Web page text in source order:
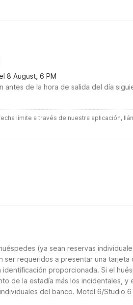
8 August, 6 PM
antes de la hora de salida del día
límite a través de nuestra aplicación,
(ya sean reservas
ser requeridos a presentar una
identificación proporcionada. Si el
de la estadía más los incidentales,
del banco. Motel 6/Studio